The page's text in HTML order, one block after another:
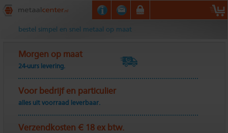
Metaalcenter.nl
bestel simpel en snel metaal op maat
Morgen op maat
24-uurs levering.
Voor bedrijf en particulier
alles uit voorraad leverbaar.
Verzendkosten € 18 ex btw.